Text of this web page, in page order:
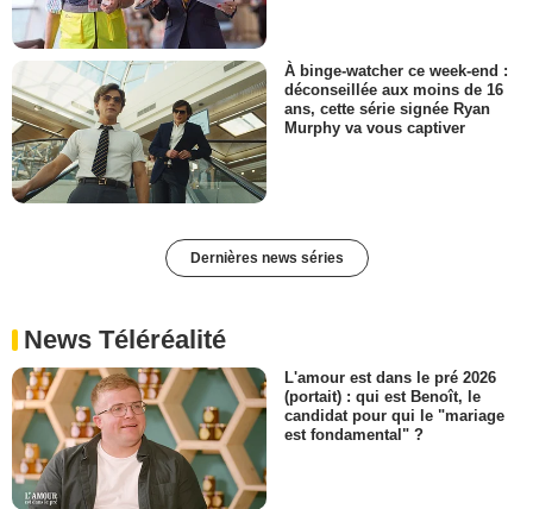
À binge-watcher ce week-end :
déconseillée aux moins de 16
ans, cette série signée Ryan
Murphy va vous captiver
Dernières news séries
News Téléréalité
L'amour est dans le pré 2026
(portait) : qui est Benoît, le
candidat pour qui le "mariage
est fondamental" ?